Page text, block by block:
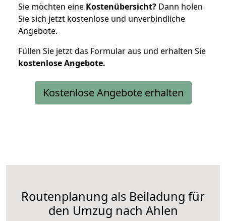
Sie möchten eine Kostenübersicht? Dann holen
Sie sich jetzt kostenlose und unverbindliche
Angebote.
Füllen Sie jetzt das Formular aus und erhalten Sie
kostenloseAngebote.
Kostenlose Angebote erhalten
Routenplanung als Beiladung für
den Umzug nach Ahlen